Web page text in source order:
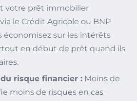
votre prêt immobilier
le Crédit Agricole ou BNP
économisez sur les intérêts
en début de prêt quand ils
risque financier : Moins de
moins de risques en cas